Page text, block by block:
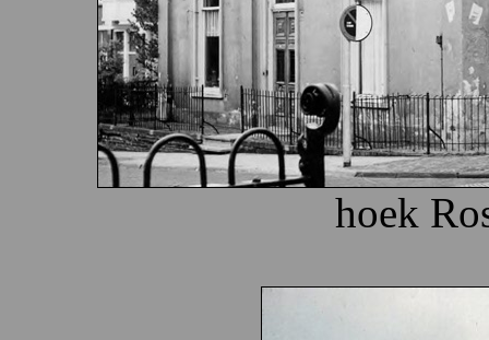
hoek